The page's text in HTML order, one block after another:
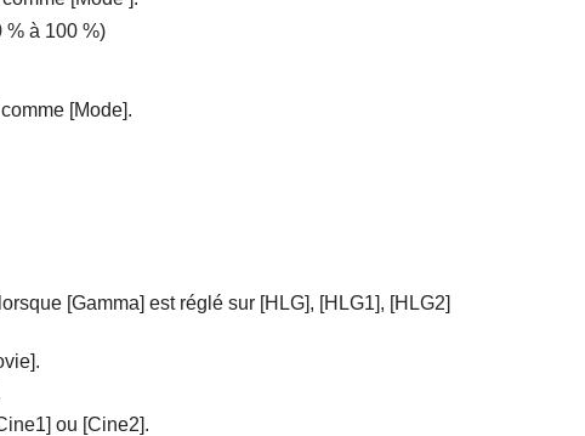
% à 100 %)
[Mode].
[Gamma] est réglé sur [HLG], [HLG1], [HLG2]
.
ou [Cine2].